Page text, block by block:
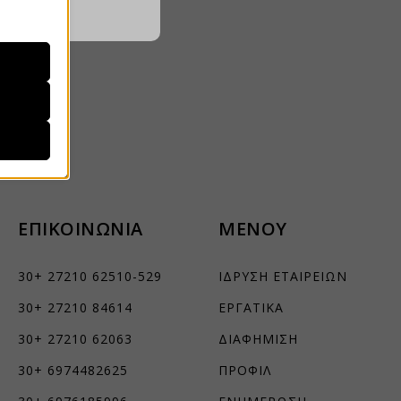
ΕΠΙΚΟΙΝΩΝΙΑ
30+ 27210 62510-529
30+ 27210 84614
30+ 27210 62063
30+ 6974482625
ΜΕΝΟΥ
ΙΔΡΥΣΗ ΕΤΑΙΡΕΙΩΝ
ΕΡΓΑΤΙΚΑ
ΔΙΑΦΗΜΙΣΗ
ΠΡΟΦΙΛ
δεν